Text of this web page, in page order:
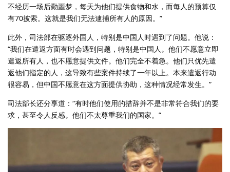
不经历一场后勤噩梦，每天为他们提供食物和水，而每人的预算仅
有70披索。这就是我们无法逮捕所有人的原因。”
此外，司法部在驱逐外国人，特别是中国人时遇到了问题。他说：
“我们在遣返方面有时会遇到问题，特别是中国人。他们不愿意立即
遣返所有人，也不愿意提供文件。他们完全不着急。他们只优先遣
返他们指定的人，这导致有些案件持续了一年以上。本来遣返行动
很容易，但中国不愿意在这方面提供协助，这种情况经常发生。”
司法部长还分享道：“有时他们使用的措辞并不是非常符合我们的要
求，甚至令人反感。他们不太尊重我们的国家。”